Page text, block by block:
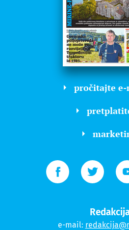
pročitajte
e-mail: